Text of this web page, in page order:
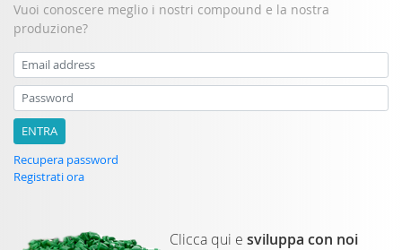
Vuoi conoscere meglio i nostri compound e la nostra
produzione?
Email address
Password
Recupera password
Registrati ora
Clicca qui esviluppa con noi